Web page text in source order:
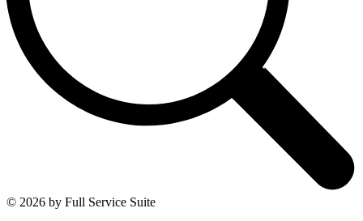
© 2026 by Full Service Suite